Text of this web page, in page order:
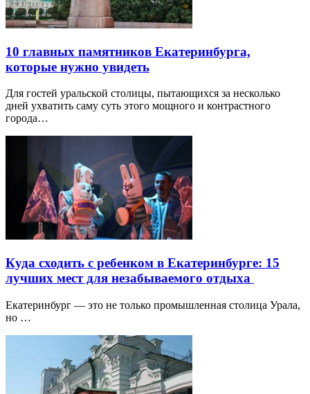
10 главных памятников Екатеринбурга,
которые нужно увидеть
Для гостей уральской столицы, пытающихся за несколько
дней ухватить саму суть этого мощного и контрастного
города…
Куда сходить с ребенком в Екатеринбурге: 15
лучших мест для незабываемого отдыха
Екатеринбург — это не только промышленная столица Урала,
но …